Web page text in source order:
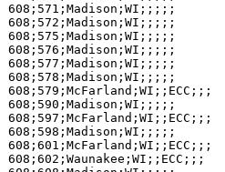
608;571;Madison;WI;;;;;
608;572;Madison;WI;;;;;
608;575;Madison;WI;;;;;
608;576;Madison;WI;;;;;
608;577;Madison;WI;;;;;
608;578;Madison;WI;;;;;
608;579;McFarland;WI;;ECC;;;
608;590;Madison;WI;;;;;
608;597;McFarland;WI;;ECC;;;
608;598;Madison;WI;;;;;
608;601;McFarland;WI;;ECC;;;
608;602;Waunakee;WI;;ECC;;;